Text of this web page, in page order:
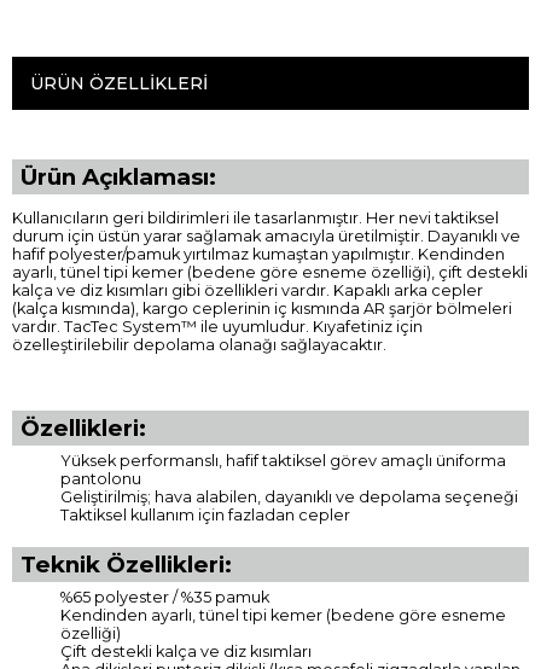
ÜRÜN ÖZELLIKLERI
Ürün Açıklaması:
Kullanıcıların geri bildirimleri ile tasarlanmıştır. Her nevi taktiksel
durum için üstün yarar sağlamak amacıyla üretilmiştir. Dayanıklı ve
hafif polyester/pamuk yırtılmaz kumaştan yapılmıştır. Kendinden
ayarlı, tünel tipi kemer (bedene göre esneme özelliği), çift destekli
kalça ve diz kısımları gibi özellikleri vardır. Kapaklı arka cepler
(kalça kısmında), kargo ceplerinin iç kısmında AR şarjör bölmeleri
vardır. TacTec System™ ile uyumludur. Kıyafetiniz için
özelleştirilebilir depolama olanağı sağlayacaktır.
Özellikleri:
Yüksek performanslı, hafif taktiksel görev amaçlı üniforma
pantolonu
Geliştirilmiş; hava alabilen, dayanıklı ve depolama seçeneği
Taktiksel kullanım için fazladan cepler
Teknik Özellikleri:
%65 polyester / %35 pamuk
Kendinden ayarlı, tünel tipi kemer (bedene göre esneme
özelliği)
Çift destekli kalça ve diz kısımları